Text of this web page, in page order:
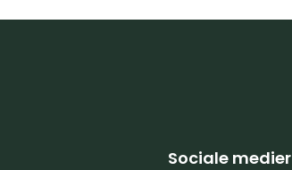
Sociale medier